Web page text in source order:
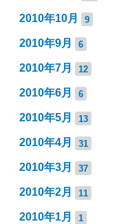
2010年10月 9
2010年9月 6
2010年7月 12
2010年6月 6
2010年5月 13
2010年4月 31
2010年3月 37
2010年2月 11
2010年1月 1